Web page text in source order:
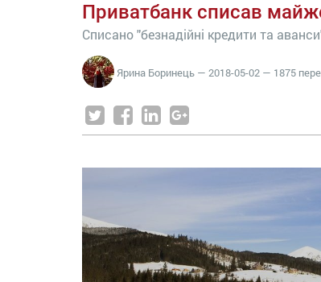
Приватбанк списав
Списано "безнадійні кредити та
Ярина Боринець — 2018-05-02 — 1875